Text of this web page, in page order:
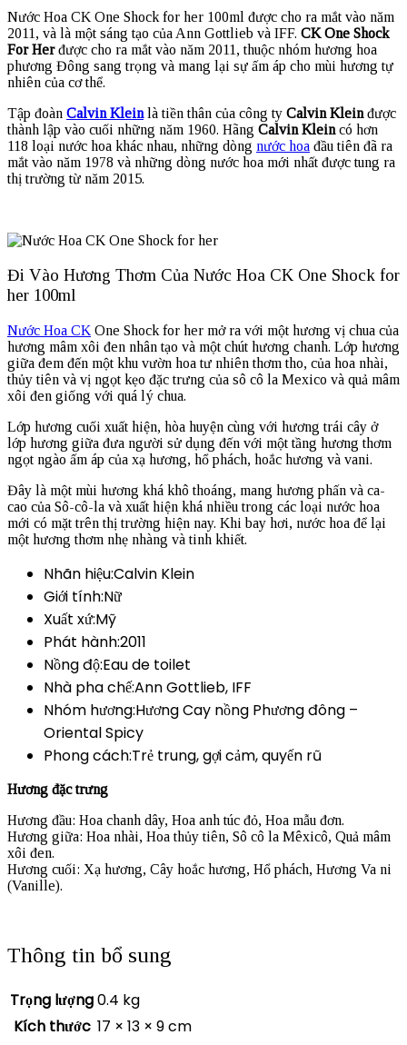
Nước Hoa CK One Shock for her 100ml được cho ra mắt vào năm
2011, và là một sáng tạo của Ann Gottlieb và IFF. CK One Shock
For Herđược cho ra mắt vào năm 2011, thuộc nhóm hương hoa
phương Đông sang trọng và mang lại sự ấm áp cho mùi hương tự
nhiên của cơ thể.
Tập đoàn Calvin Klein là tiền thân của công ty Calvin Klein được
thành lập vào cuối những năm 1960. Hãng Calvin Klein có hơn
118 loại nước hoa khác nhau, những dòng nước hoa đầu tiên đã ra
mắt vào năm 1978 và những dòng nước hoa mới nhất được tung ra
thị trường từ năm 2015.
Đi Vào Hương Thơm Của Nước Hoa CK One Shock for
her 100ml
Nước Hoa CK One Shock for her mở ra với một hương vị chua của
hương mâm xôi đen nhân tạo và một chút hương chanh. Lớp hương
giữa đem đến một khu vườn hoa tư nhiên thơm tho, của hoa nhài,
thủy tiên và vị ngọt kẹo đặc trưng của sô cô la Mexico và quả mâm
xôi đen giống với quá lý chua.
Lớp hương cuối xuất hiện, hòa huyện cùng với hương trái cây ở
lớp hương giữa đưa người sử dụng đến với một tầng hương thơm
ngọt ngào ấm áp của xạ hương, hổ phách, hoắc hương và vani.
Đây là một mùi hương khá khô thoáng, mang hương phấn và ca-
cao của Sô-cô-la và xuất hiện khá nhiều trong các loại nước hoa
mới có mặt trên thị trường hiện nay. Khi bay hơi, nước hoa để lại
một hương thơm nhẹ nhàng và tinh khiết.
Nhãn hiệu:Calvin Klein
Giới tính:Nữ
Xuất xứ:Mỹ
Phát hành:2011
Nồng độ:Eau de toilet
Nhà pha chế:Ann Gottlieb, IFF
Nhóm hương:Hương Cay nồng Phương đông –
Oriental Spicy
Phong cách:Trẻ trung, gợi cảm, quyến rũ
Hương đặc trưng
Hương đầu: Hoa chanh dây, Hoa anh túc đỏ, Hoa mẫu đơn.
Hương giữa: Hoa nhài, Hoa thủy tiên, Sô cô la Mêxicô, Quả mâm
xôi đen.
Hương cuối: Xạ hương, Cây hoắc hương, Hổ phách, Hương Va ni
(Vanille).
Thông tin bổ sung
Trọng lượng0.4 kg
Kích thước 17 × 13 × 9 cm